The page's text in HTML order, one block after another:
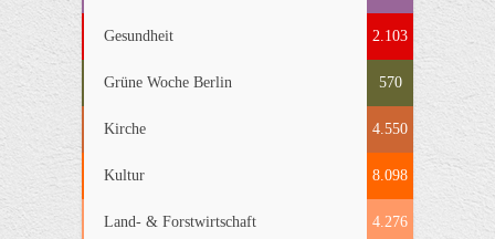
Gesundheit 2.103
Grüne Woche Berlin 570
Kirche 4.550
Kultur 8.098
Land- & Forstwirtschaft 4.276